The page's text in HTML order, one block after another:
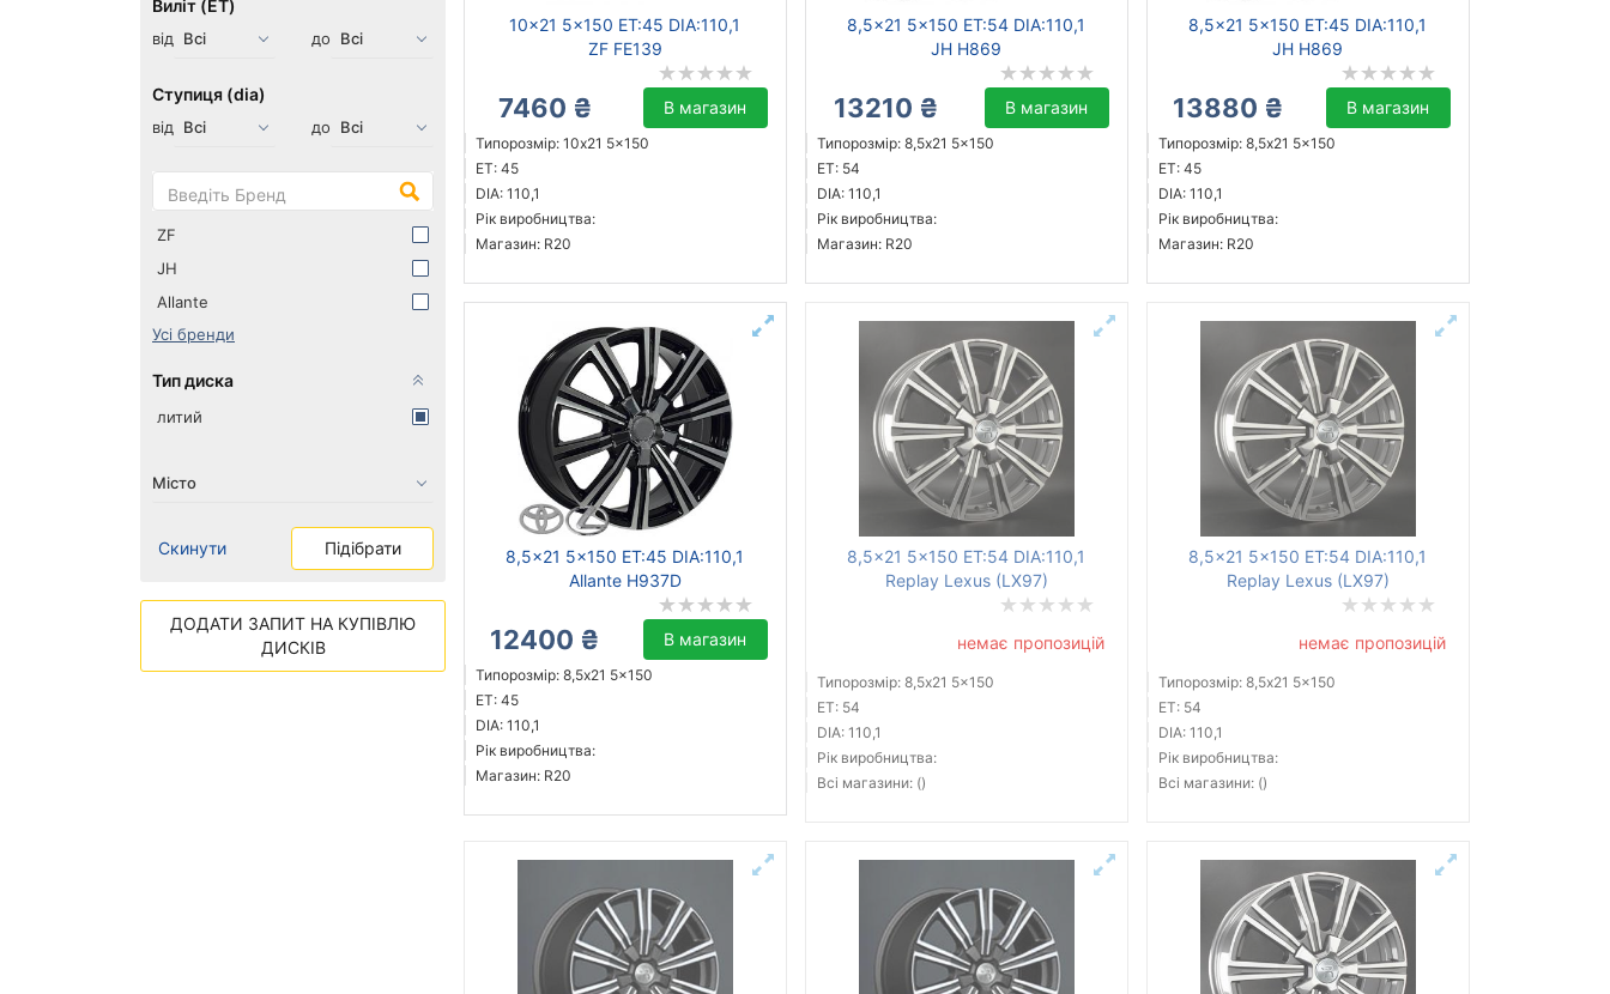
10x21 5x150 ET:45 DIA:110,1
ZF FE139
7460 ₴ В магазин
Типорозмір: 10x21 5x150
ET: 45
DIA: 110,1
Рік виробництва:
Магазин: R20
8,5x21 5x150 ET:54 DIA:110,1
JH H869
13210 ₴ В магазин
Типорозмір: 8,5x21 5x150
ET: 54
DIA: 110,1
Рік виробництва:
Магазин: R20
8,5x21 5x150 ET:45 DIA:110,1
JH H869
13880 ₴ В магазин
Типорозмір: 8,5x21 5x150
ET: 45
DIA: 110,1
Рік виробництва:
Магазин: R20
8,5x21 5x150 ET:45 DIA:110,1
Allante H937D
12400 ₴ В магазин
Типорозмір: 8,5x21 5x150
ET: 45
DIA: 110,1
Рік виробництва:
Магазин: R20
8,5x21 5x150 ET:54 DIA:110,1
Replay Lexus (LX97)
немає пропозицій
Типорозмір: 8,5x21 5x150
ET: 54
DIA: 110,1
Рік виробництва:
Всі магазини: ()
8,5x21 5x150 ET:54 DIA:110,1
Replay Lexus (LX97)
немає пропозицій
Типорозмір: 8,5x21 5x150
ET: 54
DIA: 110,1
Рік виробництва:
Всі магазини: ()
Виліт (ET)
від до
Ступиця (dia)
від до
ZF
JH
Allante
Усі бренди
Тип диска
литий
Скинути Підібрати
ДОДАТИ ЗАПИТ НА КУПІВЛЮ
ДИСКІВ